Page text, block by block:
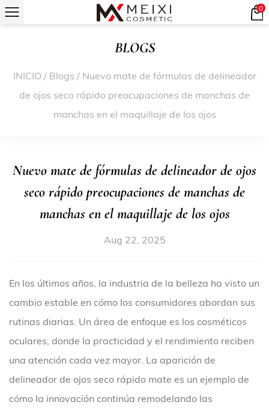
0
BLOGS
INICIO/ Blogs / Nuevo mate de fórmulas de delineador
de ojos seco rápido preocupaciones de manchas de
manchas en el maquillaje de los ojos
Nuevo mate de fórmulas de delineador de ojos
seco rápido preocupaciones de manchas de
manchas en el maquillaje de los ojos
Aug 22, 2025
En los últimos años, la industria de la belleza ha visto un
cambio estable en cómo los consumidores abordan sus
rutinas diarias. Un área de enfoque es los cosméticos
oculares, donde la practicidad y el rendimiento reciben
una atención cada vez mayor. La aparición de
delineador de ojos seco rápido mate es un ejemplo de
cómo la innovación continúa remodelando las